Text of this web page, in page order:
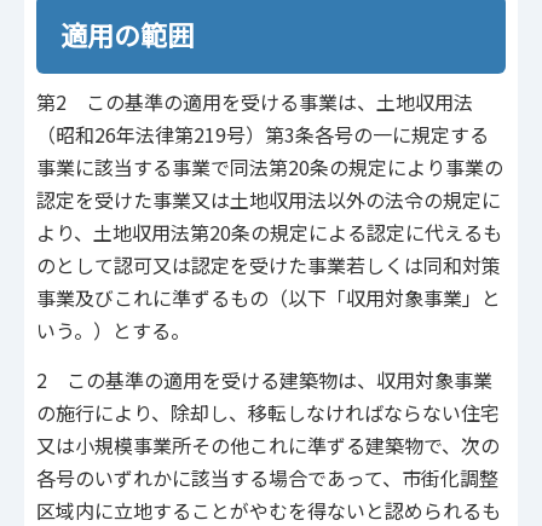
適用の範囲
第2 この基準の適用を受ける事業は、土地収用法
（昭和26年法律第219号）第3条各号の一に規定する
事業に該当する事業で同法第20条の規定により事業の
認定を受けた事業又は土地収用法以外の法令の規定に
より、土地収用法第20条の規定による認定に代えるも
のとして認可又は認定を受けた事業若しくは同和対策
事業及びこれに準ずるもの（以下「収用対象事業」と
いう。）とする。
2 この基準の適用を受ける建築物は、収用対象事業
の施行により、除却し、移転しなければならない住宅
又は小規模事業所その他これに準ずる建築物で、次の
各号のいずれかに該当する場合であって、市街化調整
区域内に立地することがやむを得ないと認められるも